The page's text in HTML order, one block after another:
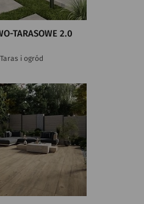
TARASOWE 2.0
i ogród